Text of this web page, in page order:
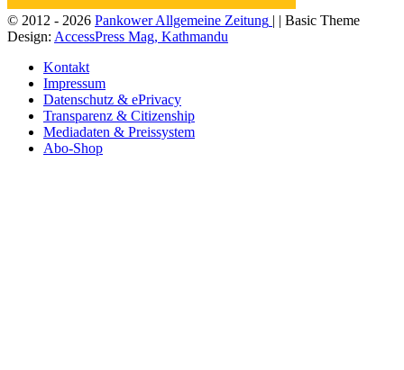
© 2012 - 2026 Pankower Allgemeine Zeitung | | Basic Theme
Design: AccessPress Mag, Kathmandu
Kontakt
Impressum
Datenschutz & ePrivacy
Transparenz & Citizenship
Mediadaten & Preissystem
Abo-Shop